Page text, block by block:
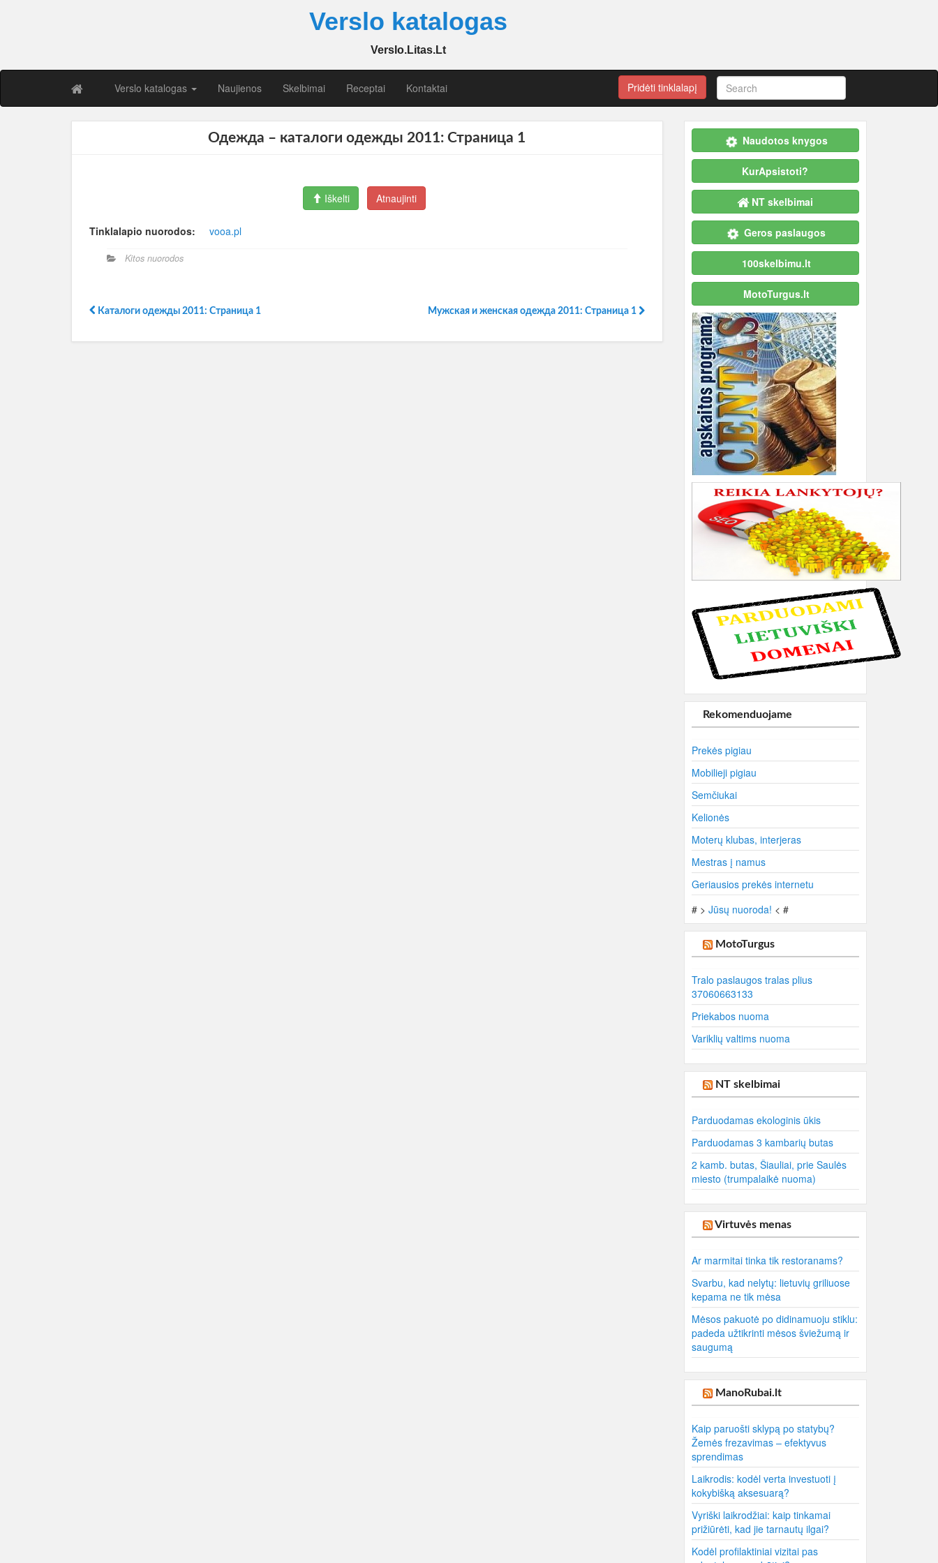
Verslo katalogas
Verslo.Litas.Lt
Verslo katalogas Naujienos Skelbimai Receptai Kontaktai Pridėti tinklalapį
Одежда – каталоги одежды 2011: Страница 1
Iškelti Atnaujinti
Tinklalapio nuorodos: vooa.pl
Kitos nuorodos
Каталоги одежды 2011: Страница 1 Мужская и женская одежда 2011: Страница 1
Naudotos knygos
KurApsistoti?
NT skelbimai
Geros paslaugos
100skelbimu.lt
MotoTurgus.lt
Rekomenduojame
Prekės pigiau
Mobilieji pigiau
Semčiukai
Kelionės
Moterų klubas, interjeras
Mestras į namus
Geriausios prekės internetu
# > Jūsų nuoroda! < #
MotoTurgus
Tralo paslaugos tralas plius
37060663133
Priekabos nuoma
Variklių valtims nuoma
NT skelbimai
Parduodamas ekologinis ūkis
Parduodamas 3 kambarių butas
2 kamb. butas, Šiauliai, prie Saulės
miesto (trumpalaikė nuoma)
Virtuvės menas
Ar marmitai tinka tik restoranams?
Svarbu, kad nelytų: lietuvių griliuose
kepama ne tik mėsa
Mėsos pakuotė po didinamuoju stiklu:
padeda užtikrinti mėsos šviežumą ir
saugumą
ManoRubai.lt
Kaip paruošti sklypą po statybų?
Žemės frezavimas – efektyvus
sprendimas
Laikrodis: kodėl verta investuoti į
kokybišką aksesuarą?
Vyriški laikrodžiai: kaip tinkamai
prižiūrėti, kad jie tarnautų ilgai?
Kodėl profilaktiniai vizitai pas